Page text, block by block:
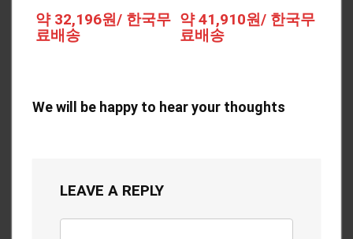
약 32,196원/ 한국무
료배송
약 41,910원/ 한국무
료배송
We will be happy to hear your thoughts
LEAVE A REPLY